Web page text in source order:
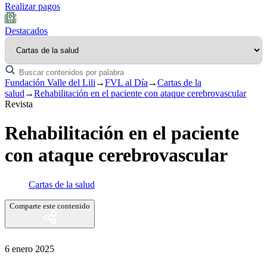
Realizar pagos
Destacados
Fundación Valle del Lili →FVL al Día →Cartas de la
salud →Rehabilitación en el paciente con ataque cerebrovascular
Revista
Rehabilitación en el paciente
con ataque cerebrovascular
Cartas de la salud
Comparte este contenido
6 enero 2025